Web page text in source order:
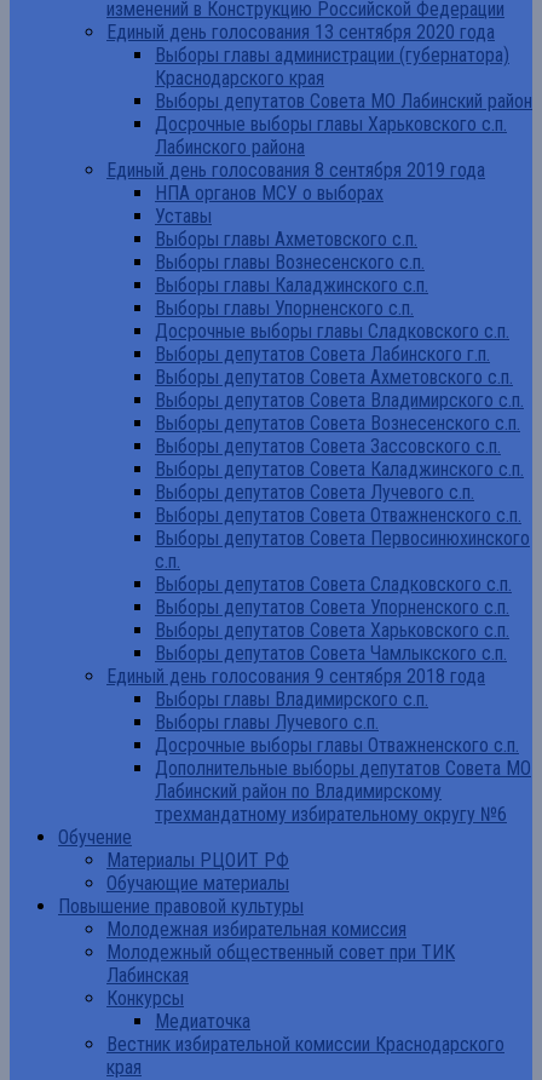
изменений в Конструкцию Российской Федерации
Единый день голосования 13 сентября 2020 года
Выборы главы администрации (губернатора)
Краснодарского края
Выборы депутатов Совета МО Лабинский район
Досрочные выборы главы Харьковского с.п.
Лабинского района
Единый день голосования 8 сентября 2019 года
НПА органов МСУ о выборах
Уставы
Выборы главы Ахметовского с.п.
Выборы главы Вознесенского с.п.
Выборы главы Каладжинского с.п.
Выборы главы Упорненского с.п.
Досрочные выборы главы Сладковского с.п.
Выборы депутатов Совета Лабинского г.п.
Выборы депутатов Совета Ахметовского с.п.
Выборы депутатов Совета Владимирского с.п.
Выборы депутатов Совета Вознесенского с.п.
Выборы депутатов Совета Зассовского с.п.
Выборы депутатов Совета Каладжинского с.п.
Выборы депутатов Совета Лучевого с.п.
Выборы депутатов Совета Отважненского с.п.
Выборы депутатов Совета Первосинюхинского
с.п.
Выборы депутатов Совета Сладковского с.п.
Выборы депутатов Совета Упорненского с.п.
Выборы депутатов Совета Харьковского с.п.
Выборы депутатов Совета Чамлыкского с.п.
Единый день голосования 9 сентября 2018 года
Выборы главы Владимирского с.п.
Выборы главы Лучевого с.п.
Досрочные выборы главы Отважненского с.п.
Дополнительные выборы депутатов Совета МО
Лабинский район по Владимирскому
трехмандатному избирательному округу №6
Обучение
Материалы РЦОИТ РФ
Обучающие материалы
Повышение правовой культуры
Молодежная избирательная комиссия
Молодежный общественный совет при ТИК
Лабинская
Конкурсы
Медиаточка
Вестник избирательной комиссии Краснодарского
края